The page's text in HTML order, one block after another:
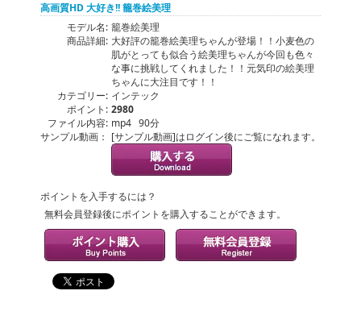
高画質HD 大好き!! 籠巻絵美理
モデル名: 籠巻絵美理
商品詳細: 大好評の籠巻絵美理ちゃんが登場！！小麦色の
肌がとっても似合う絵美理ちゃんが今回も色々
な事に挑戦してくれました！！元気印の絵美理
ちゃんに大注目です！！
カテゴリー: インテック
ポイント: 2980
ファイル内容: mp4 90分
サンプル動画： [サンプル動画]はログイン後にご覧になれます。
ポイントを入手するには？
無料会員登録後にポイントを購入することができます。